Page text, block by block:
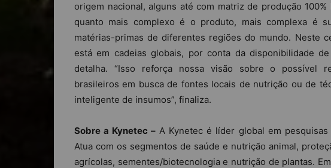
origem nacional, alguns até com matriz de produção
quanto mais complexo é o produto, mais complexa é
matérias-primas de diferentes regiões do mundo. Neste
está em cadeias globais, por conta da disponibilidade
detalha. “Isso reforça nossa visão sobre o possível
brasileiros em busca de fontes locais de nutrição ou de
inteligente de insumos”, finaliza.
Sobre a Kynetec – A Kynetec é líder global em
Atua com os segmentos de saúde e nutrição animal,
agrícolas, sementes/biotecnologia e nutrição de plantas.